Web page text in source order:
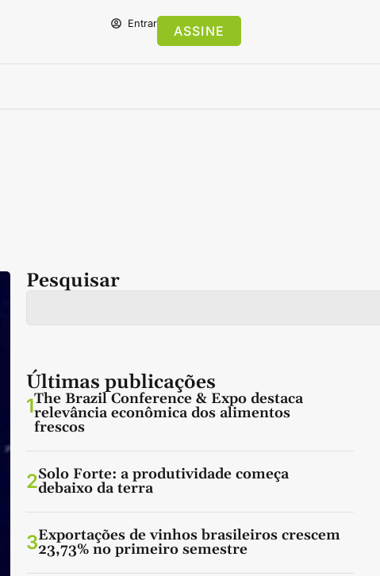
Entrar ASSINE
Pesquisar
Últimas publicações
1The Brazil Conference & Expo destaca
relevância econômica dos alimentos
frescos
2Solo Forte: a produtividade começa
debaixo da terra
3Exportações de vinhos brasileiros crescem
23,73% no primeiro semestre